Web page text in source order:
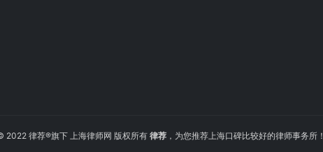
2022 律荐®旗下 上海律师网 版权所有 律荐，为您推荐上海口碑比较好的律师事务所！